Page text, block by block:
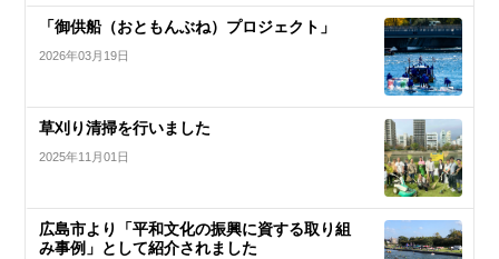
「御供船（おともんぶね）プロジェクト」
2026年03月19日
草刈り清掃を行いました
2025年11月01日
広島市より「平和文化の振興に資する取り組
み事例」として紹介されました